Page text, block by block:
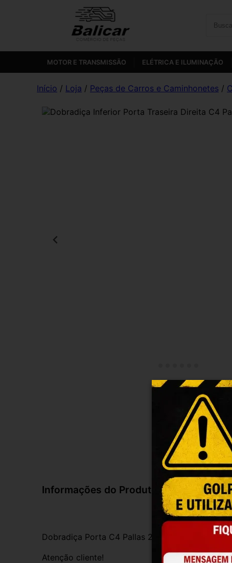
MOTOR E TRANSMISSÃO ELÉTRICA E ILUMINAÇÃO
Início / Loja / Peças de Carros e Caminhonetes /
Informações do Produto
Dobradiça Porta C4 Pallas 2007 Inferior
Atenção cliente!